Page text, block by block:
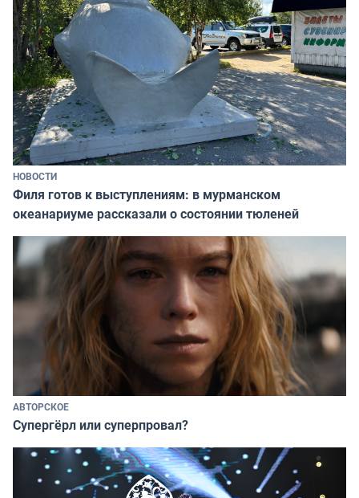
НОВОСТИ
Филя готов к выступлениям: в мурманском
океанариуме рассказали о состоянии тюленей
АВТОРСКОЕ
Супергёрл или суперпровал?